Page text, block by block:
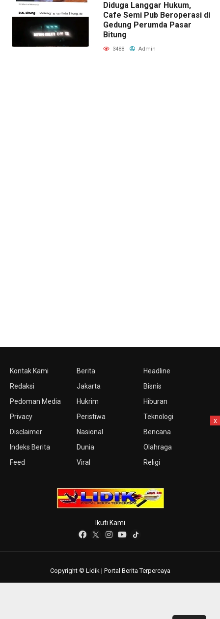
Diduga Langgar Hukum,
Cafe Semi Pub Beroperasi di
Gedung Perumda Pasar
Bitung
3488 Admin
Kontak Kami
Redaksi
Pedoman Media
Privacy
Disclaimer
Indeks Berita
Feed
Berita
Jakarta
Hukrim
Peristiwa
Nasional
Dunia
Viral
Headline
Bisnis
Hiburan
Teknologi
Bencana
Olahraga
Religi
Ikuti Kami
Copyright © Lidik | Portal Berita Terpercaya
x